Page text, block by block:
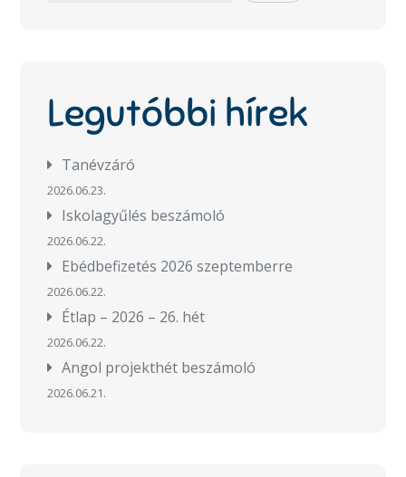
Legutóbbi hírek
Tanévzáró
2026.06.23.
Iskolagyűlés beszámoló
2026.06.22.
Ebédbefizetés 2026 szeptemberre
2026.06.22.
Étlap – 2026 – 26. hét
2026.06.22.
Angol projekthét beszámoló
2026.06.21.